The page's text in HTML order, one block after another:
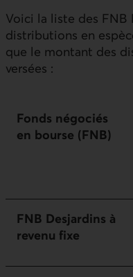
Voici la liste des FNB
distributions en
que le montant des
versées :
Fonds négociés
en bourse (FNB)
FNB Desjardins à
revenu fixe